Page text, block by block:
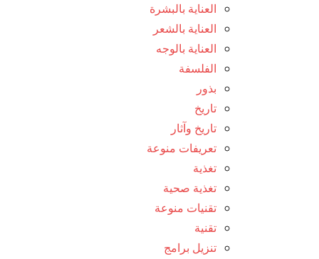
العناية بالبشرة
العناية بالشعر
العناية بالوجه
الفلسفة
بذور
تاريخ
تاريخ وآثار
تعريفات منوعة
تغذية
تغذية صحية
تقنيات منوعة
تقنية
تنزيل برامج